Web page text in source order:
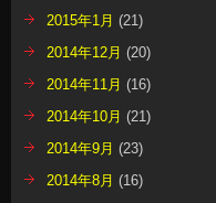
2015年1月 (21)
2014年12月 (20)
2014年11月 (16)
2014年10月 (21)
2014年9月 (23)
2014年8月 (16)